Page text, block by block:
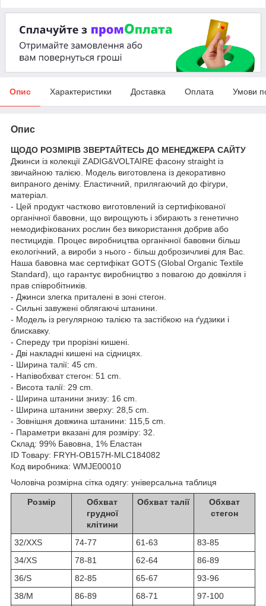
Опис Характеристики Доставка Оплата Умови
Опис
ЩОДО РОЗМІРІВ ЗВЕРТАЙТЕСЬ ДО МЕНЕДЖЕРА САЙТУ
Джинси із колекції ZADIG&VOLTAIRE фасону straight із
звичайною талією. Модель виготовлена із декоративно
випраного деніму. Еластичний, прилягаючий до фігури,
матеріал.
- Цей продукт частково виготовлений із сертифікованої
органічної бавовни, що вирощують і збирають з генетично
немодифікованих рослин без використання добрив або
пестицидів. Процес виробництва органічної бавовни більш
екологічний, а вироби з нього - більш доброзичливі для Вас.
Наша бавовна має сертифікат GOTS (Global Organic Textile
Standard), що гарантує виробництво з повагою до довкілля і
прав співробітників.
- Джинси злегка приталені в зоні стегон.
- Сильні завужені облягаючі штанини.
- Модель із регулярною талією та застібкою на ґудзики і
блискавку.
- Спереду три прорізні кишені.
- Дві накладні кишені на сідницях.
- Ширина талії: 45 cm.
- Напівобхват стегон: 51 cm.
- Висота талії: 29 cm.
- Ширина штанини знизу: 16 cm.
- Ширина штанини зверху: 28,5 cm.
- Зовнішня довжина штанини: 115,5 cm.
- Параметри вказані для розміру: 32.
Склад: 99% Бавовна, 1% Еластан
ID Товару: FRYH-OB157H-MLC184082
Код виробника: WMJE00010
Чоловіча розмірна сітка одягу: універсальна таблиця
Розмір
Обхват
грудної
клітини
Обхват талії
Обхват
стегон
32/XXS 74-77 61-63
83-85
34/XS
78-81 62-64
86-89
36/S
82-85 65-67
93-96
38/M
86-89 68-71
97-100